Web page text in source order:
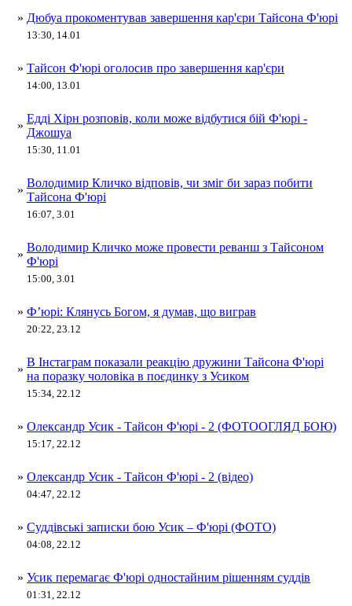
» Дюбуа прокоментував завершення кар'єри Тайсона Ф'юрі
13:30, 14.01
» Тайсон Ф'юрі оголосив про завершення кар'єри
14:00, 13.01
»
Едді Хірн розповів, коли може відбутися бій Ф'юрі -
Джошуа
15:30, 11.01
»
Володимир Кличко відповів, чи зміг би зараз побити
Тайсона Ф'юрі
16:07, 3.01
»
Володимир Кличко може провести реванш з Тайсоном
Ф'юрі
15:00, 3.01
» Ф’юрі: Клянусь Богом, я думав, що виграв
20:22, 23.12
»
В Інстаграм показали реакцію дружини Тайсона Ф'юрі
на поразку чоловіка в поєдинку з Усиком
15:34, 22.12
» Олександр Усик - Тайсон Ф'юрі - 2 (ФОТООГЛЯД БОЮ)
15:17, 22.12
» Олександр Усик - Тайсон Ф'юрі - 2 (відео)
04:47, 22.12
» Суддівські записки бою Усик – Ф'юрі (ФОТО)
04:08, 22.12
» Усик перемагає Ф'юрі одностайним рішенням суддів
01:31, 22.12